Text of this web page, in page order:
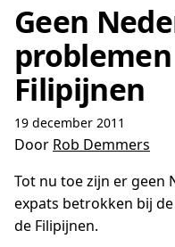
Geen
Filipijnen
19 december 2011
Door Rob Demmers
Tot nu toe zijn er geen
expats betrokken bij
de Filipijnen.